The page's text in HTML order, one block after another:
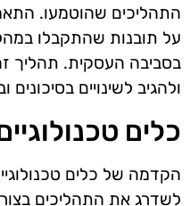
התהליכים שהוטמעו.
על תובנות שהתקבלו
בסביבה העסקית. תהליך
ולהגיב לשינויים
כלים
הקדמה של כלים
לשדרג את התהליכים